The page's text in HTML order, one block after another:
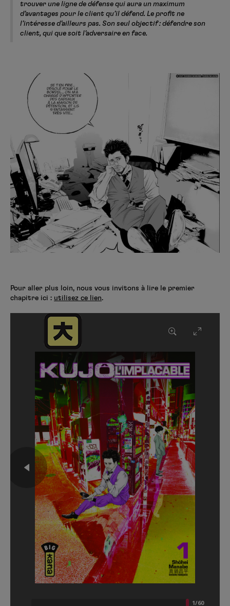
trouver une ligne de défense qui aura un maximum
d’avantages pour le client qu’il défend. Le profit ne
l’intéresse d’ailleurs pas. Son seul objectif : défendre son
client, qui que soit l’adversaire en face.
Pour aller plus loin, nous vous invitons à lire le premier
chapitre ici : utilisez ce lien.